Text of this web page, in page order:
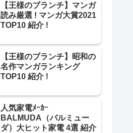
【王様のブランチ】マンガ
読み厳選 ! マンガ大賞2021
TOP10 紹介 !
【王様のブランチ】昭和の
名作マンガランキング
TOP10 紹介 !
人気家電ﾒｰｶｰ
BALMUDA（バルミュー
ダ）大ヒット家電 4選 紹介